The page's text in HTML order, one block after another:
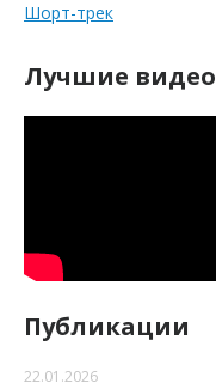
Шорт-трек
Лучшие видео
Публикации
22.01.2026